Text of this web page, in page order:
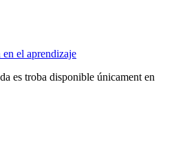
el aprendizaje
es troba disponible únicament en